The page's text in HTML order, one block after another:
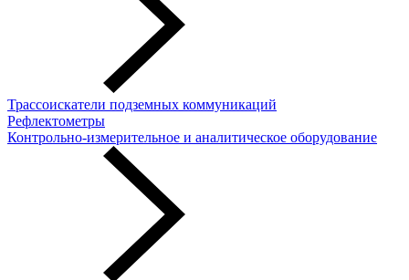
Трассоискатели подземных коммуникаций
Рефлектометры
Контрольно-измерительное и аналитическое оборудование